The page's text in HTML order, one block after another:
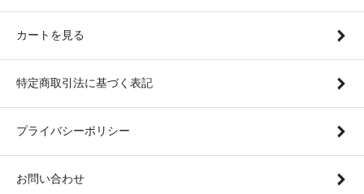
カートを見る
特定商取引法に基づく表記
プライバシーポリシー
お問い合わせ